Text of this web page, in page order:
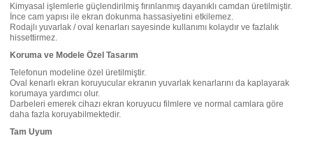
Kimyasal işlemlerle güçlendirilmiş fırınlanmış dayanıklı camdan üretilmiştir.
İnce cam yapısı ile ekran dokunma hassasiyetini etkilemez.
Rodajlı yuvarlak / oval kenarları sayesinde kullanımı kolaydır ve fazlalık
hissettirmez.
Koruma ve Modele Özel Tasarım
Telefonun modeline özel üretilmiştir.
Oval kenarlı ekran koruyucular ekranın yuvarlak kenarlarını da kaplayarak
korumaya yardımcı olur.
Darbeleri emerek cihazı ekran koruyucu filmlere ve normal camlara göre
daha fazla koruyabilmektedir.
Tam Uyum